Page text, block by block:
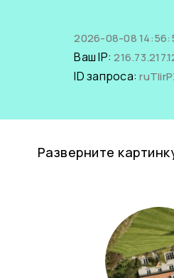
2026-08-08
Ваш IP:
ID запроса:
Разверните